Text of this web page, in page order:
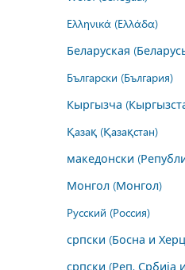
Ελληνικά (Ελλάδα)
Беларуская
Български (България)
Кыргызча
Қазақ (Қазақстан)
македонски
Монгол (Монгол)
Русский (Россия)
српски (Босна и
српски (Реп. Србија